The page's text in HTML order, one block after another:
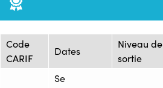
Session de formation
Code
CARIF
Dates
Niveau de
sortie
Se